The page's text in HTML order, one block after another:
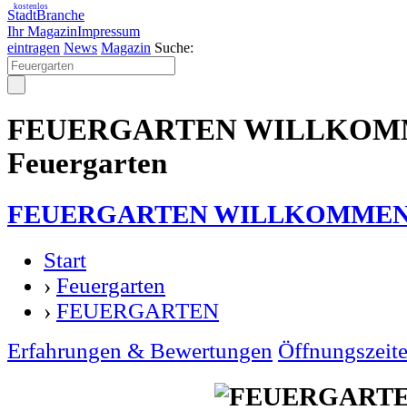
StadtBranche
Ihr MagazinImpressum
kostenlos
eintragen News Magazin Suche:
FEUERGARTEN
Feuergarten
FEUERGARTEN
Start
› Feuergarten
› FEUERGARTEN
Erfahrungen & Bewertungen